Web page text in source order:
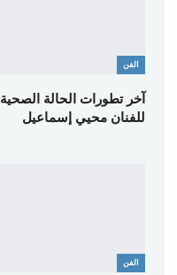
الفن
آخر تطورات الحالة الصحية
للفنان محيي إسماعيل
الفن